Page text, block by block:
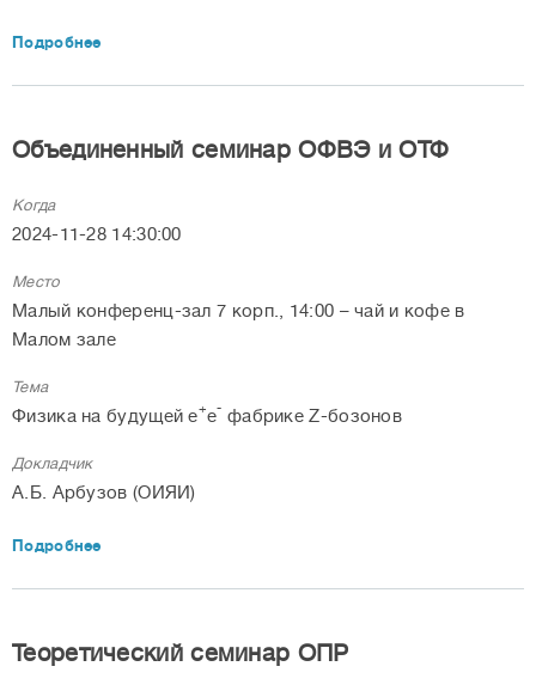
Подробнее
Объединенный семинар ОФВЭ и ОТФ
Когда
2024-11-28 14:30:00
Место
Малый конференц-зал 7 корп., 14:00 – чай и кофе в
Малом зале
Тема
Физика на будущей e+e- фабрике Z-бозонов
Докладчик
А.Б. Арбузов (ОИЯИ)
Подробнее
Теоретический семинар ОПР